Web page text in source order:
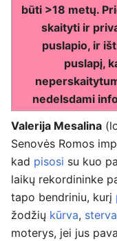
būti >18 metų.
skaityti ir
puslapio, ir
puslapį,
nedelsdami
Valerija Mesalina
Senovės Romos
kad pisosi su kuo
laikų rekordininke
tapo bendriniu, kurį
žodžių kūrva, sterva
moterys, jei jus